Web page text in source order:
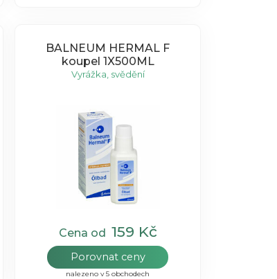
BALNEUM HERMAL F
koupel 1X500ML
Vyrážka, svědění
Cena od 159 Kč
Porovnat ceny
nalezeno v 5 obchodech